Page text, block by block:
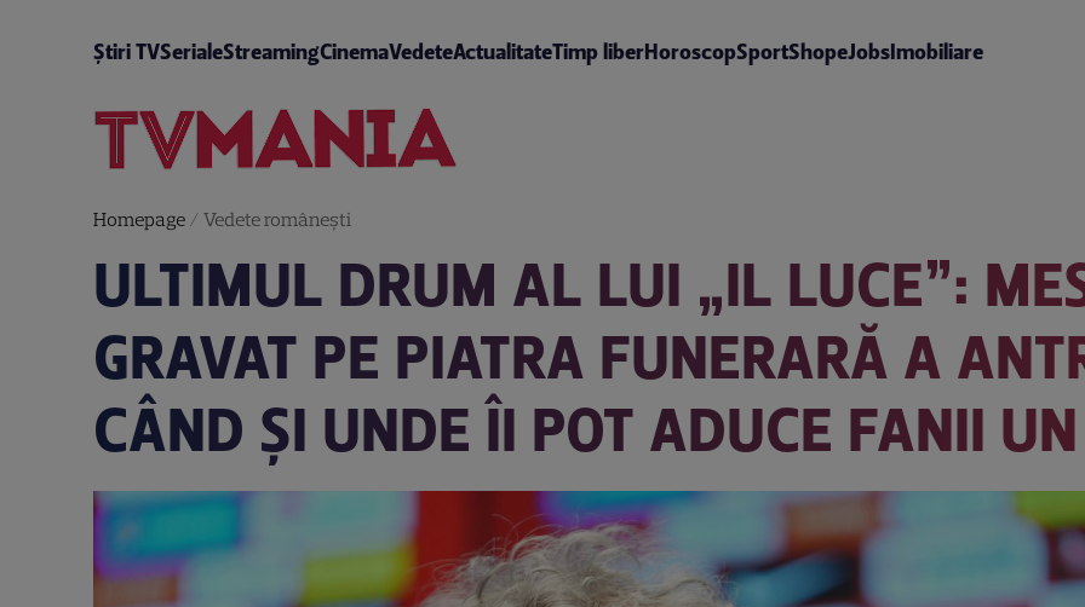
Știri TVSerialeStreamingCinemaVedeteActualitateTimp liberHoroscopSportShopeJobsImobiliare
Homepage/ Vedete româneşti
ULTIMUL DRUM AL LUI „IL LUCE”:
GRAVAT PE PIATRA FUNERARĂ A
CÂND ȘI UNDE ÎI POT ADUCE FANII